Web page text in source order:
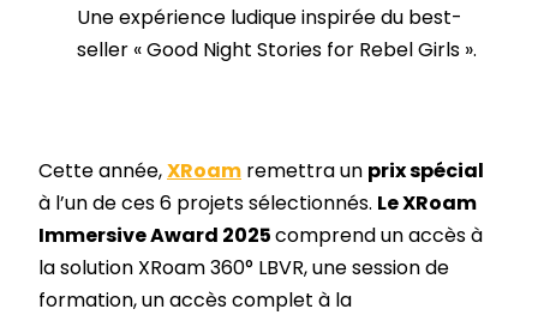
Une expérience ludique inspirée du best-
seller « Good Night Stories for Rebel Girls ».
Cette année,XRoam remettra un prix spécial
à l’un de ces 6 projets sélectionnés. Le XRoam
Immersive Award 2025comprend un accès à
la solution XRoam 360° LBVR, une session de
formation, un accès complet à la